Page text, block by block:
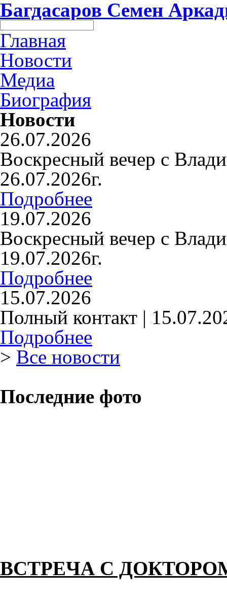
Багдасаров Семен
Главная
Новости
Медиа
Биография
Новости
26.07.2026
Воскресный вечер с
26.07.2026г.
Подробнее
19.07.2026
Воскресный вечер с
19.07.2026г.
Подробнее
15.07.2026
Полный контакт |
Подробнее
> Все новости
Последние фото
ВСТРЕЧА С